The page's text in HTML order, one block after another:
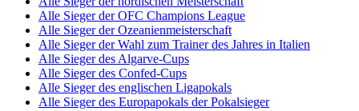
Alle Sieger der OFC Champions League
Alle Sieger der Ozeanienmeisterschaft
Alle Sieger der Wahl zum Trainer des Jahres in Italien
Alle Sieger des Algarve-Cups
Alle Sieger des Confed-Cups
Alle Sieger des englischen Ligapokals
Alle Sieger des Europapokals der Pokalsieger